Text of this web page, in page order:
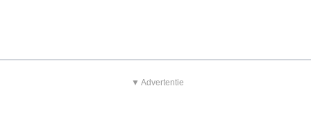
▼ Advertentie